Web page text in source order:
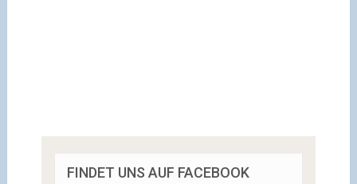
FINDET UNS AUF FACEBOOK